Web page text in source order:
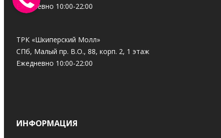
Ежедневно 10:00-22:00
ТРК «Шкиперский Молл»
СПб, Малый пр. В.О., 88, корп. 2, 1 этаж
Ежедневно 10:00-22:00
ИНФОРМАЦИЯ